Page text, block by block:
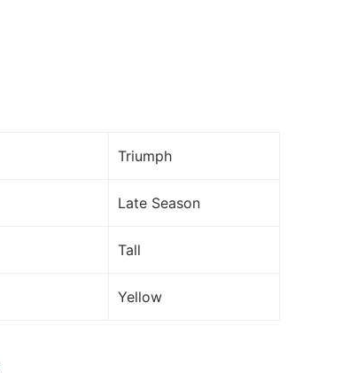
Triumph
Late Season
Tall
Yellow